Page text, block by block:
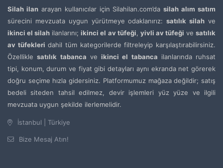
Silah ilanarayan kullanıcılar için Silahilan.com’dasilah alım satım
sürecini mevzuata uygun yürütmeye odaklanırız:satılık silah ve
ikinci el silah ilanlarını;ikinci el av tüfeği, yivli av tüfeği vesatılık
av tüfekleri dahil tüm kategorilerde filtreleyip karşılaştırabilirsiniz.
Özelliklesatılık tabanca ve ikinci el tabanca ilanlarında ruhsat
tipi, konum, durum ve fiyat gibi detayları aynı ekranda net görerek
doğru seçime hızla gidersiniz. Platformumuz mağaza değildir; satış
bedeli siteden tahsil edilmez, devir işlemleri yüz yüze ve ilgili
mevzuata uygun şekilde ilerlemelidir.
İstanbul | Türkiye
Bize Mesaj Atın!